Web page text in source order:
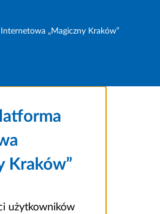
„Magiczny Kraków”
Kraków”
użytkowników